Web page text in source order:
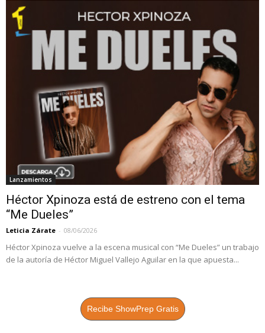
Lanzamientos
Héctor Xpinoza está de estreno con el tema
“Me Dueles”
Leticia Zárate - 08/06/2026
Héctor Xpinoza vuelve a la escena musical con “Me Dueles” un trabajo
de la autoría de Héctor Miguel Vallejo Aguilar en la que apuesta...
Recibe ShowPrep Gratis